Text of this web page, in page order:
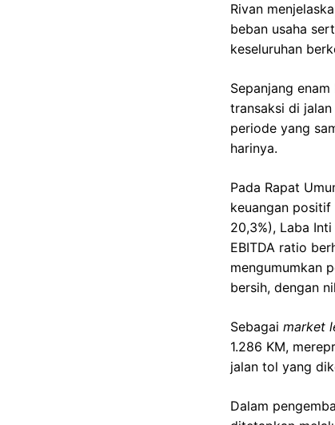
Rivan
beban usaha
keseluruhan
Sepanjang
transaksi di
periode yang
harinya.
Pada Rapat
keuangan positif
20,3%), Laba
EBITDA ratio
mengumumkan
bersih, dengan
Sebagai market
1.286 KM,
jalan tol yang
Dalam